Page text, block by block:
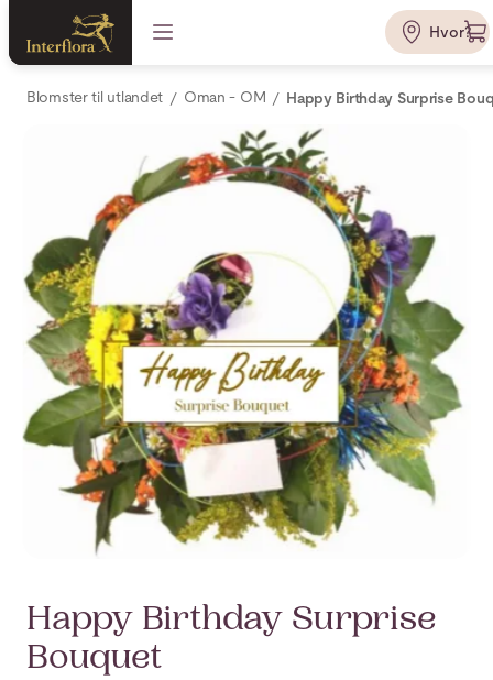
Hvor?
Blomster til utlandet Oman - OM Happy Birthday Surprise
Happy Birthday Surprise
Bouquet